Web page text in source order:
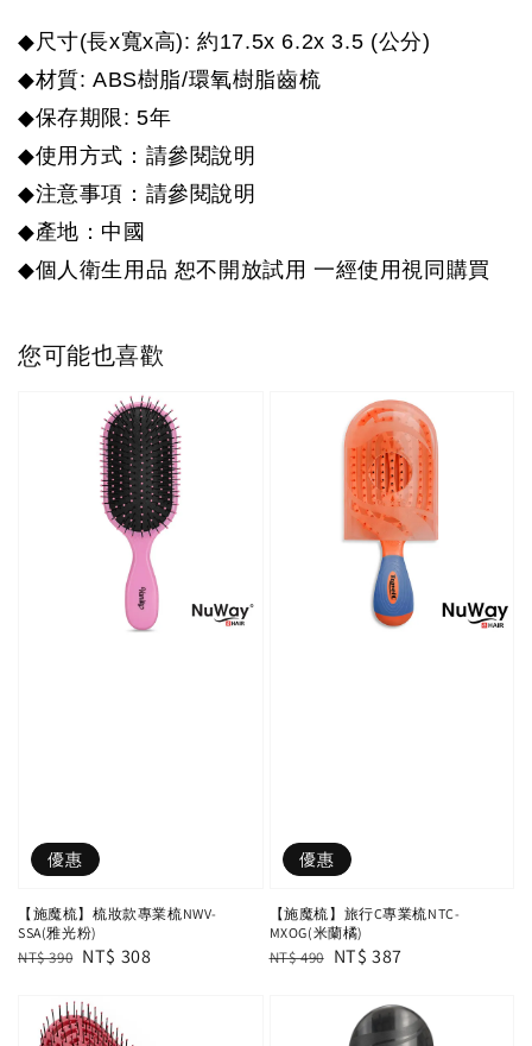
◆ 尺寸(長x寬x高):約17.5x 6.2x 3.5 (公分)
◆材質: ABS樹脂/環氧樹脂齒梳
◆保存期限 : 5年
◆使用方式：請參閱說明
◆注意事項：請參閱說明
◆產地：中國
◆個人衛生用品 恕不開放試用 一經使用視同購買
您可能也喜歡
優惠
【施魔梳】梳妝款專業梳NWV-
SSA(雅光粉)
Regular
NT$ 390 Sale
NT$ 308
優惠
【施魔梳】旅行C專業梳NTC-
MXOG(米蘭橘)
Regular
NT$ 490 Sale
NT$ 387